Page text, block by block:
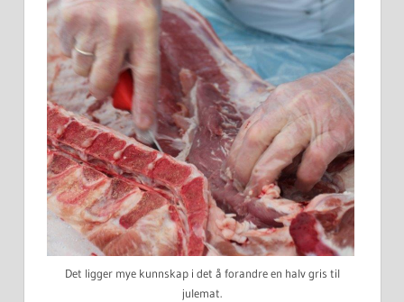
Det ligger mye kunnskap i det å forandre en halv gris til
julemat.